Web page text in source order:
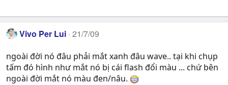
Vivo Per Lui 21/7/09
ngoài đời nó đâu phải mắt xanh đâu wave.. tại khi chụp
tấm đó hình như mắt nó bị cái flash đổi màu ... chứ bên
ngoài đời mắt nó màu đen/nâu.